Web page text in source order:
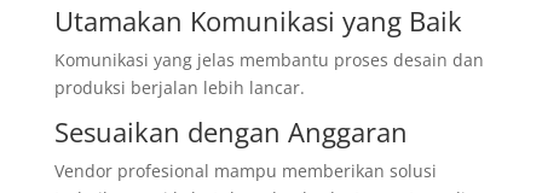
Utamakan Komunikasi yang Baik
Komunikasi yang jelas membantu proses desain dan
produksi berjalan lebih lancar.
Sesuaikan dengan Anggaran
Vendor profesional mampu memberikan solusi